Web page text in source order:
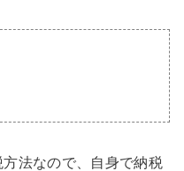
法なので、自身で納税